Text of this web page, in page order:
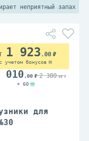
неприятный запах
для
1 923 .00
с учетом бонусов
010 .00 2 380.00
+ 60